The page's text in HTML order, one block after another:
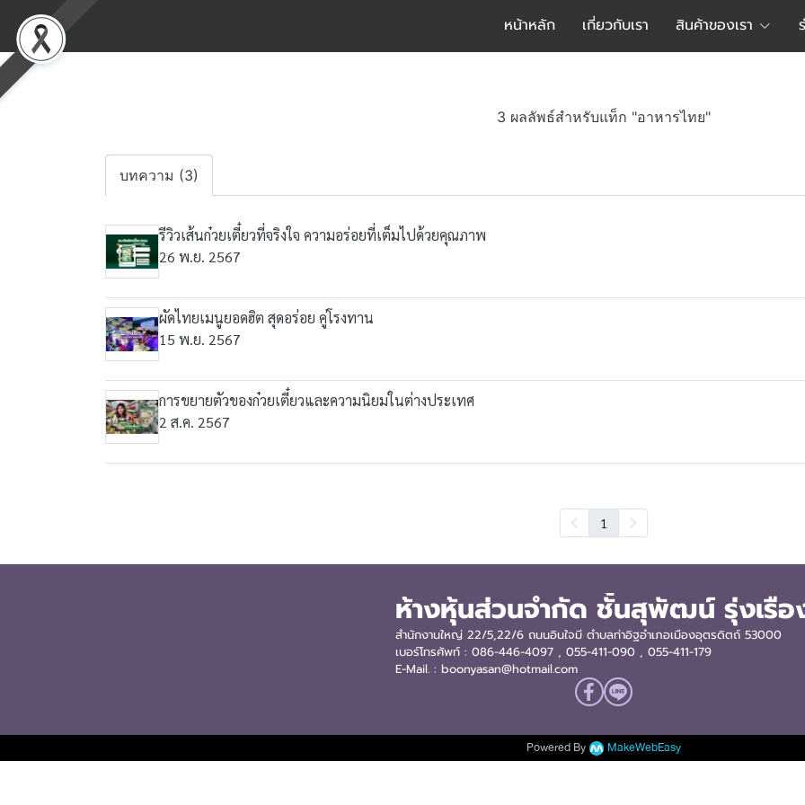
หน้าหลัก เกี่ยวกับเรา สินค้าของเรา
3 ผลลัพธ์สำหรับแท็ก "อาหารไทย"
บทความ (3)
รีวิวเส้นก๋วยเตี๋ยวที่จริงใจ ความอร่อยที่เต็มไปด้วยคุณภาพ
26 พ.ย. 2567
ผัดไทยเมนูยอดฮิต สุดอร่อย คู่โรงทาน
15 พ.ย. 2567
การขยายตัวของก๋วยเตี๋ยวและความนิยมในต่างประเทศ
2 ส.ค. 2567
1
ห้างหุ้นส่วนจำกัด ชั้นสุพัฒน์ รุ่งเรือ
สำนักงานใหญ่ 22/5,22/6 ถนนอินใจมี ตำบลท่าอิฐอำเภอเมืองอุตรดิตถ์ 53000
เบอร์โทรศัพท์ : 086-446-4097 , 055-411-090 , 055-411-179
E-Mail. : boonyasan@hotmail.com
Powered By MakeWebEasy